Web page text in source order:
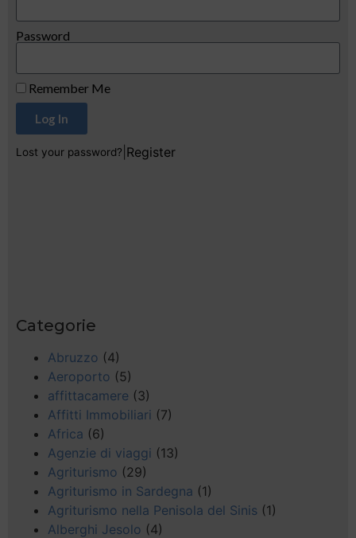
Password
Remember Me
Log In
Lost your password? Register
Categorie
Abruzzo (4)
Aeroporto (5)
affittacamere (3)
Affitti Immobiliari (7)
Africa (6)
Agenzie di viaggi (13)
Agriturismo (29)
Agriturismo in Sardegna (1)
Agriturismo nella Penisola del Sinis (1)
Alberghi Jesolo (4)